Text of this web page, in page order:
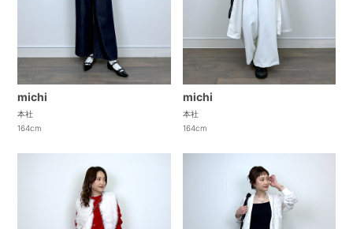
michi
本社
164cm
michi
本社
164cm